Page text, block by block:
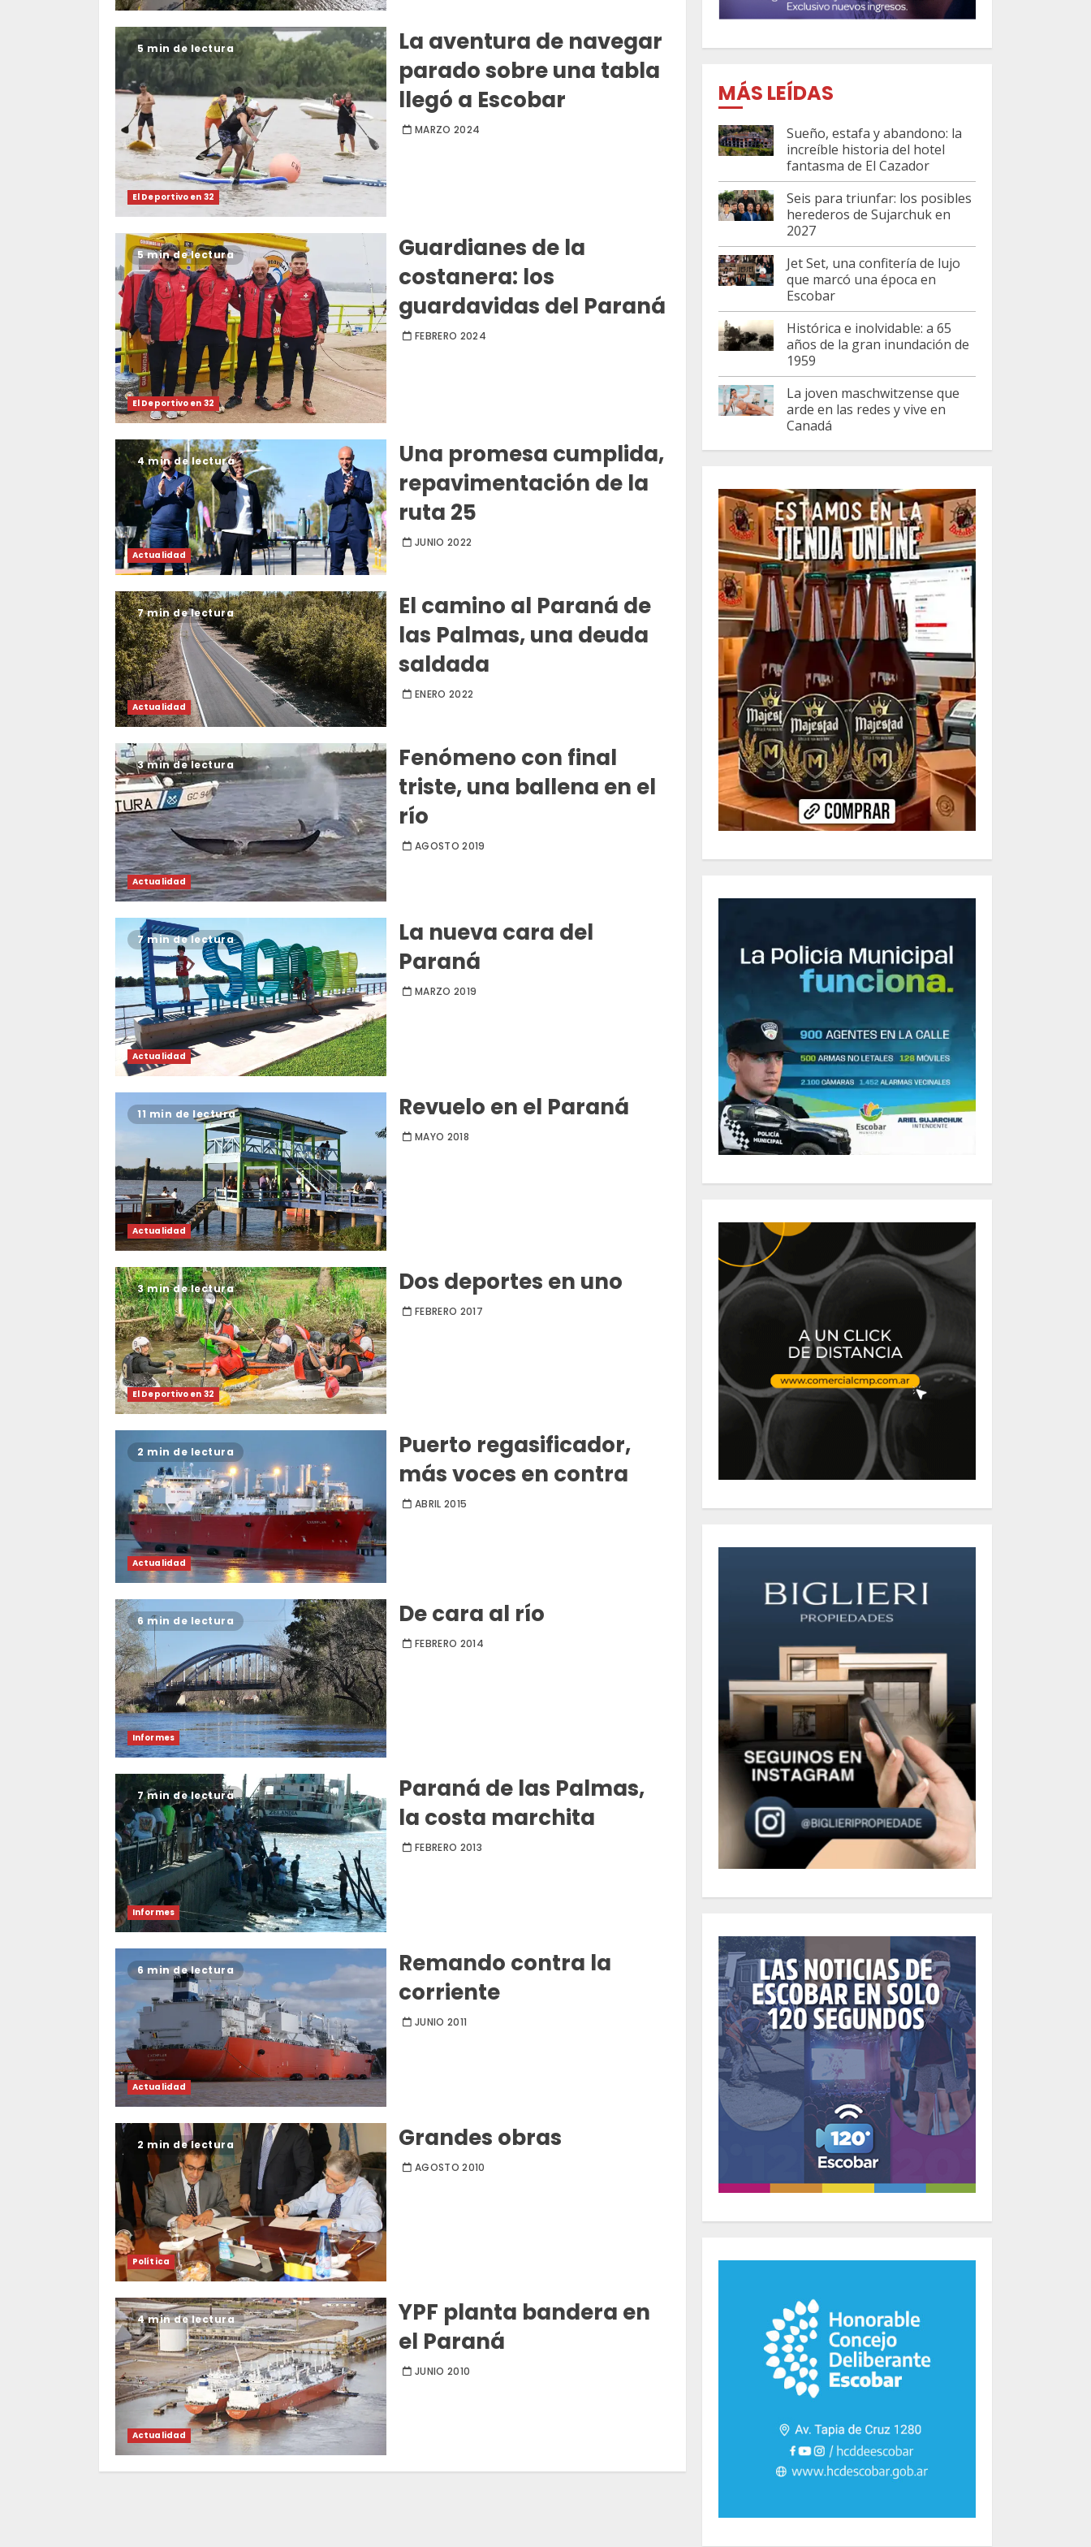
5 min de lectura
El Deportivo en 32
La aventura de navegar
parado sobre una tabla
llegó a Escobar
MARZO 2024
5 min de lectura
El Deportivo en 32
Guardianes de la
costanera: los
guardavidas del Paraná
FEBRERO 2024
4 min de lectura
Actualidad
Una promesa cumplida,
repavimentación de la
ruta 25
JUNIO 2022
7 min de lectura
Actualidad
El camino al Paraná de
las Palmas, una deuda
saldada
ENERO 2022
3 min de lectura
Actualidad
Fenómeno con final
triste, una ballena en el
río
AGOSTO 2019
7 min de lectura
Actualidad
La nueva cara del
Paraná
MARZO 2019
11 min de lectura
Actualidad
Revuelo en el Paraná
MAYO 2018
3 min de lectura
El Deportivo en 32
Dos deportes en uno
FEBRERO 2017
2 min de lectura
Actualidad
Puerto regasificador,
más voces en contra
ABRIL 2015
6 min de lectura
Informes
De cara al río
FEBRERO 2014
7 min de lectura
Informes
Paraná de las Palmas,
la costa marchita
FEBRERO 2013
6 min de lectura
Actualidad
Remando contra la
corriente
JUNIO 2011
2 min de lectura
Política
Grandes obras
AGOSTO 2010
4 min de lectura
Actualidad
YPF planta bandera en
el Paraná
JUNIO 2010
MÁS LEÍDAS
Sueño, estafa y abandono: la
increíble historia del hotel
fantasma de El Cazador
Seis para triunfar: los posibles
herederos de Sujarchuk en
2027
Jet Set, una confitería de lujo
que marcó una época en
Escobar
Histórica e inolvidable: a 65
años de la gran inundación de
1959
La joven maschwitzense que
arde en las redes y vive en
Canadá